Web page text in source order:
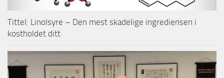
Tittel: Linolsyre – Den mest skadelige ingrediensen i
kostholdet ditt